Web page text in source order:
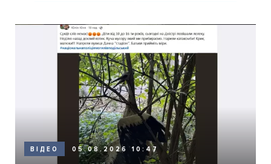
ВІДЕО 05.08.2026 10:47